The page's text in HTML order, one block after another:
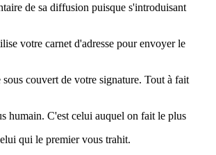
de sa diffusion puisque s'introduisant
votre carnet d'adresse pour envoyer le
sous couvert de votre signature. Tout à fait
humain. C'est celui auquel on fait le plus
qui le premier vous trahit.